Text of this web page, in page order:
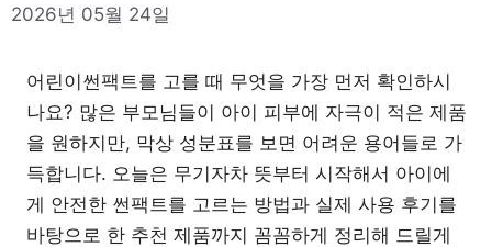
2026년 05월 24일
어린이썬팩트를 고를 때 무엇을 가장 먼저 확인하시
나요? 많은 부모님들이 아이 피부에 자극이 적은 제품
을 원하지만, 막상 성분표를 보면 어려운 용어들로 가
득합니다. 오늘은 무기자차 뜻부터 시작해서 아이에
게 안전한 썬팩트를 고르는 방법과 실제 사용 후기를
바탕으로 한 추천 제품까지 꼼꼼하게 정리해 드릴게